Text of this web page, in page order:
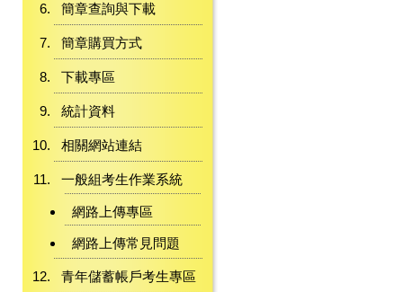
簡章查詢與下載
簡章購買方式
下載專區
統計資料
相關網站連結
一般組考生作業系統
網路上傳專區
網路上傳常見問題
青年儲蓄帳戶考生專區